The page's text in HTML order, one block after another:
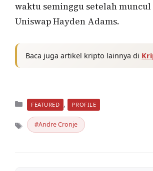
waktu seminggu setelah
Uniswap Hayden Adams.
Baca juga artikel kripto lainnya di
Kategori
FEATURED , PROFILE
Tag Andre Cronje